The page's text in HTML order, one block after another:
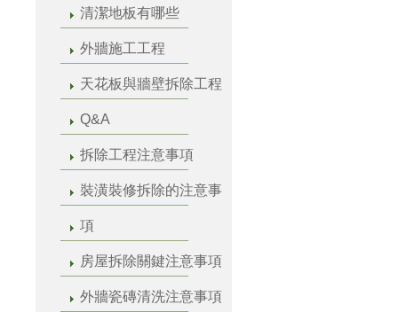
清潔地板有哪些
外牆施工工程
天花板與牆壁拆除工程
Q&A
拆除工程注意事項
裝潢裝修拆除的注意事
項
房屋拆除關鍵注意事項
外牆瓷磚清洗注意事項